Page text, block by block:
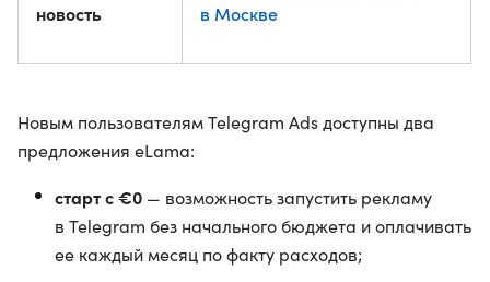
новость
в Москве
Новым пользователям Telegram Ads доступны два
предложения eLama:
старт с €0 — возможность запустить рекламу
в Telegram без начального бюджета и оплачивать
ее каждый месяц по факту расходов;